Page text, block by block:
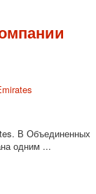
В Объединенных
одним ...